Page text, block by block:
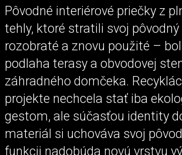
Pôvodné interiérové priečky z
tehly, ktoré stratili svoj pôvodný
rozobraté a znovu použité –
podlaha terasy a obvodovej
záhradného domčeka.
projekte nechcela stať iba
gestom, ale súčasťou identity
materiál si uchováva svoj
funkcii nadobúda novú vrstvu